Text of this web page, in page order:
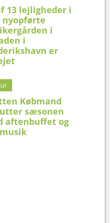
13 lejligheder i
nyopførte
i
i
er
Købmand
sæsonen
aftenbuffet og